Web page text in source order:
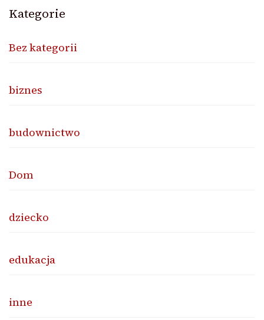
Kategorie
Bez kategorii
biznes
budownictwo
Dom
dziecko
edukacja
inne